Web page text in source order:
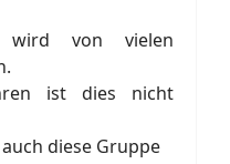
wird von vielen
ist dies nicht
diese Gruppe